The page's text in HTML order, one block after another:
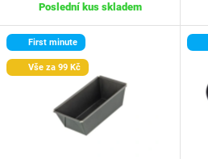
Poslední kus skladem
First minute
Vše za 99 Kč